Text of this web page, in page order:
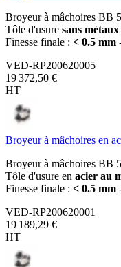
Broyeur à mâchoires BB
Tôle d'usure sans
Finesse finale : < 0.5 mm
VED-RP200620005
19 372,50 €
HT
Broyeur à mâchoires en
Broyeur à mâchoires BB
Tôle d'usure en acier au
Finesse finale : < 0.5 mm
VED-RP200620001
19 189,29 €
HT